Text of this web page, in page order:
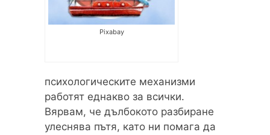
Pixabay
психологическите механизми
работят еднакво за всички.
Вярвам, че дълбокото разбиране
улеснява пътя, като ни помага да